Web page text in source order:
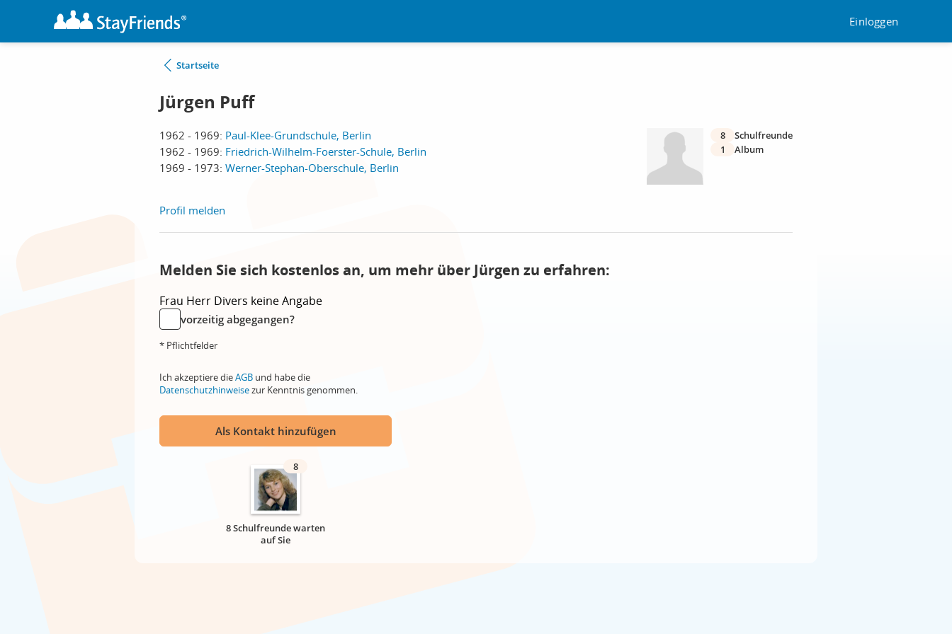
Einloggen
Startseite
Jürgen Puff
1962 - 1969: Paul-Klee-Grundschule, Berlin
1962 - 1969: Friedrich-Wilhelm-Foerster-Schule, Berlin
1969 - 1973: Werner-Stephan-Oberschule, Berlin
8
Schulfreunde
1
Album
Profil melden
Melden Sie sich kostenlos an, um mehr über Jürgen zu erfahren:
Frau Herr Divers keine Angabe
vorzeitig abgegangen?
* Pflichtfelder
Ich akzeptiere dieAGB und habe die
Datenschutzhinweisezur Kenntnis genommen.
Als Kontakt hinzufügen
8
8 Schulfreunde warten
auf Sie